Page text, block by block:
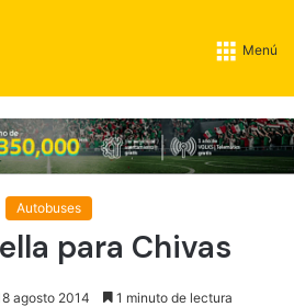
Menú
Autobuses
para Chivas
agosto 2014 1 minuto de lectura